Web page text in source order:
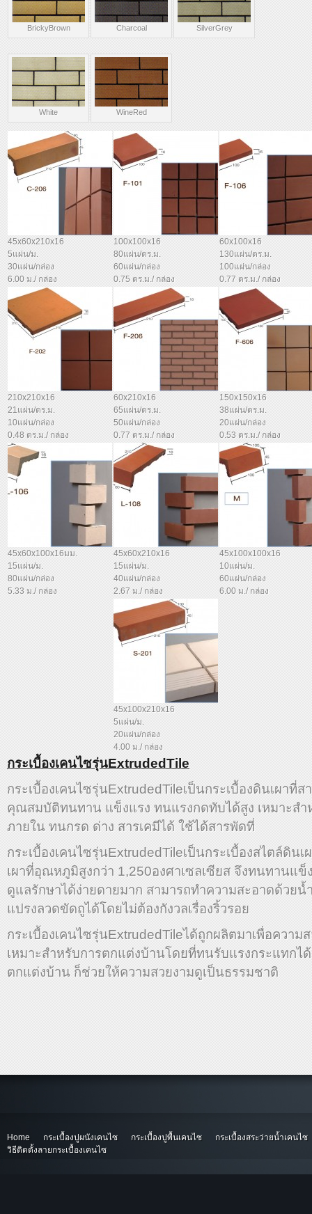
BrickyBrown Charcoal SilverGrey
White WineRed
45x60x210x16
5แผ่น/ม.
30แผ่น/กล่อง
6.00 ม./ กล่อง
100x100x16
80แผ่น/ตร.ม.
60แผ่น/กล่อง
0.75 ตร.ม./ กล่อง
60x100x16
130แผ่น/ตร.ม.
100แผ่น/กล่อง
0.77 ตร.ม./ กล่อง
210x210x16
21แผ่น/ตร.ม.
10แผ่น/กล่อง
0.48 ตร.ม./ กล่อง
60x210x16
65แผ่น/ตร.ม.
50แผ่น/กล่อง
0.77 ตร.ม./ กล่อง
150x150x16
38แผ่น/ตร.ม.
20แผ่น/กล่อง
0.53 ตร.ม./ กล่อง
45x60x100x16มม.
15แผ่น/ม.
80แผ่น/กล่อง
5.33 ม./ กล่อง
45x60x210x16
15แผ่น/ม.
40แผ่น/กล่อง
2.67 ม./ กล่อง
45x100x100x16
10แผ่น/ม.
60แผ่น/กล่อง
6.00 ม./ กล่อง
45x100x210x16
5แผ่น/ม.
20แผ่น/กล่อง
4.00 ม./ กล่อง
กระเบื้องเคนไซรุ่นExtrudedTile
กระเบื้องเคนไซรุ่นExtrudedTileเป็นกระเบื้องดินเผาที่
คุณสมบัติทนทาน แข็งแรง ทนแรงกดทับได้สูง เหมาะส
ภายใน ทนกรด ด่าง สารเคมีได้ ใช้ได้สารพัดที่
กระเบื้องเคนไซรุ่นExtrudedTileเป็นกระเบื้องสไตล์ดิน
เผาที่อุณหภูมิสูงกว่า 1,250องศาเซลเซียส จึงทนทานแข็
ดูแลรักษาได้ง่ายดายมาก สามารถทำความสะอาดด้วยน้
แปรงลวดขัดถูได้โดยไม่ต้องกังวลเรื่องริ้วรอย
กระเบื้องเคนไซรุ่นExtrudedTileได้ถูกผลิตมาเพื่อความ
เหมาะสำหรับการตกแต่งบ้านโดยที่ทนรับแรงกระแทกไ
ตกแต่งบ้าน ก็ช่วยให้ความสวยงามดูเป็นธรรมชาติ
Home กระเบื้องปูผนังเคนไซ กระเบื้องปูพื้นเคนไซ
กระเบื้องสระว่ายน้ำเคนไซ
วิธีติดตั้งลายกระเบื้องเคนไซ